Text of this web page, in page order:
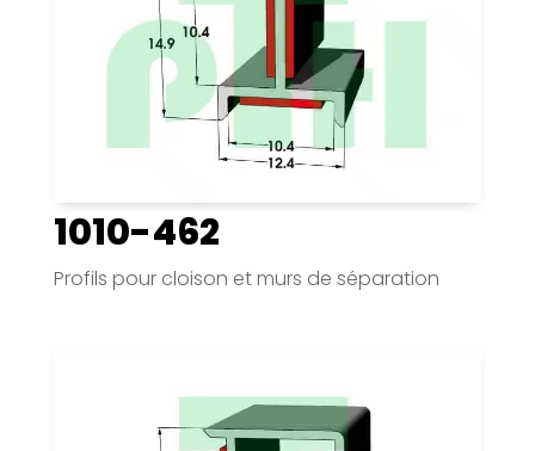
1010-462
Profils pour cloison et murs de séparation